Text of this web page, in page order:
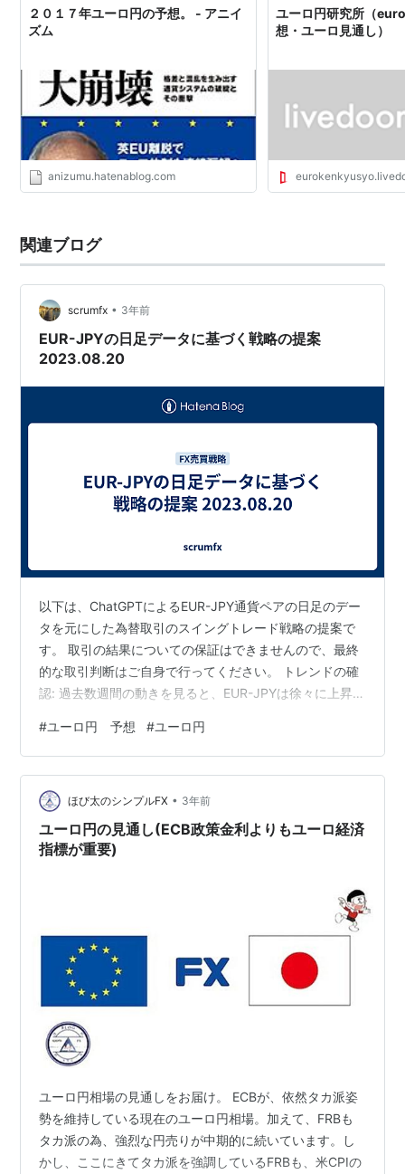
２０１７年ユーロ円の予想。 - アニイ
ズム
anizumu.hatenablog.com
ユーロ円研究所（
想・ユーロ見通し）
関連ブログ
scrumfx • 3年前
EUR-JPYの日足データに基づく戦略の提案
2023.08.20
以下は、ChatGPTによるEUR-JPY通貨ペアの日足のデー
タを元にした為替取引のスイングトレード戦略の提案で
す。 取引の結果についての保証はできませんので、最終
的な取引判断はご自身で行ってください。 トレンドの確
認: 過去数週間の動きを見ると、EUR-JPYは徐々に上昇ト
ています。 サポートとレジスタンス: サポートレベル:
157.652 (2023-08-18のLow) レジスタンスレベル:
159.333 (2023-08-15のHigh) 取引戦略: 買いポジショ
ン: サポートレベルの157.652近辺での反発を確認した場
合、買…
#ユーロ円 予想 #ユーロ円
ほび太のシンプルFX • 3年前
ユーロ円の見通し(ECB政策金利よりもユーロ経済
指標が重要)
ユーロ円相場の見通しをお届け。 ECBが、依然タカ派姿
勢を維持している現在のユーロ円相場。加えて、FRBも
タカ派の為、強烈な円売りが中期的に続いています。し
かし、ここにきてタカ派を強調しているFRBも、米CPIの